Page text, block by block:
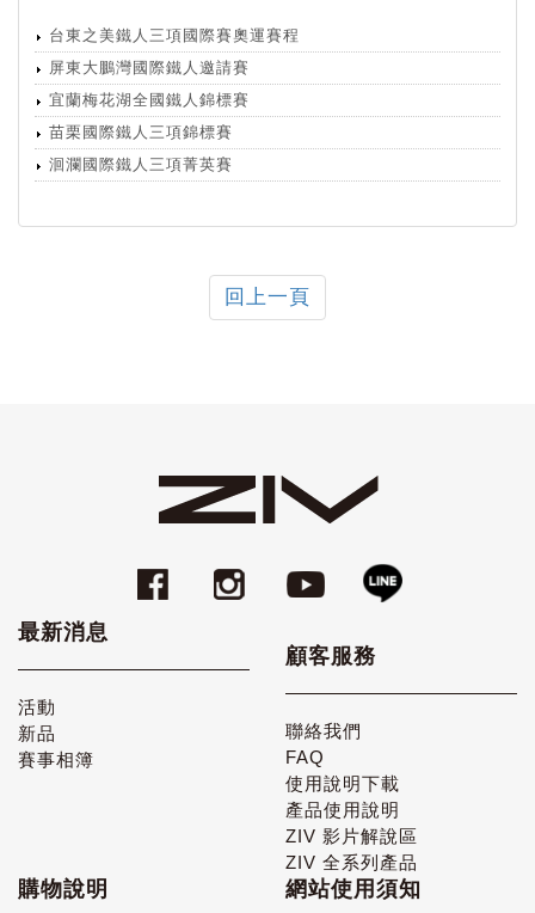
台東之美鐵人三項國際賽奧運賽程
屏東大鵬灣國際鐵人邀請賽
宜蘭梅花湖全國鐵人錦標賽
苗栗國際鐵人三項錦標賽
洄瀾國際鐵人三項菁英賽
回上一頁
最新消息
活動
新品
賽事相簿
顧客服務
聯絡我們
FAQ
使用說明下載
產品使用說明
ZIV 影片解說區
ZIV 全系列產品
購物說明 網站使用須知